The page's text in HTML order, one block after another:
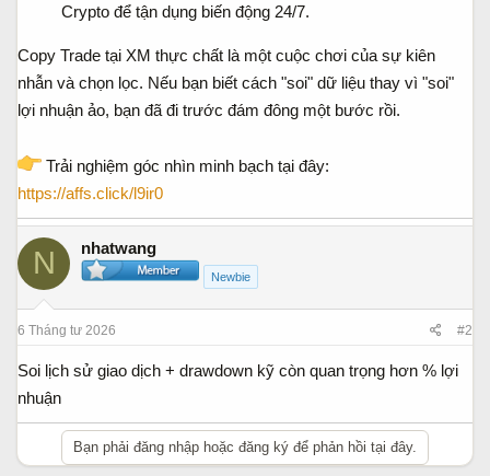
Crypto để tận dụng biến động 24/7.
Copy Trade tại XM thực chất là một cuộc chơi của sự kiên
nhẫn và chọn lọc. Nếu bạn biết cách "soi" dữ liệu thay vì "soi"
lợi nhuận ảo, bạn đã đi trước đám đông một bước rồi.
Trải nghiệm góc nhìn minh bạch tại đây:
https://affs.click/l9ir0
N nhatwang
Newbie
6 Tháng tư 2026 #2
Soi lịch sử giao dịch + drawdown kỹ còn quan trọng hơn % lợi
nhuận
Bạn phải đăng nhập hoặc đăng ký để phản hồi tại đây.